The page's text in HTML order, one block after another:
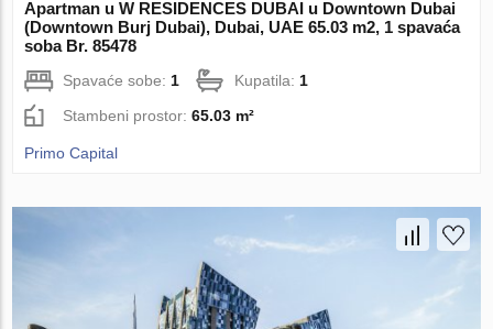
Apartman u W RESIDENCES DUBAI u Downtown Dubai
(Downtown Burj Dubai), Dubai, UAE 65.03 m2, 1 spavaća
soba Br. 85478
Spavaće sobe: 1 Kupatila: 1
Stambeni prostor:65.03 m²
Primo Capital